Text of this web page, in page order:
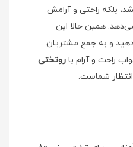
بلکه راحتی و آرامش
همین حالا این
و به جمع مشتریان
راحت و آرام با روتختی
شماست.